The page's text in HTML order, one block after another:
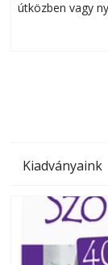
útközben vagy
Kiadványaink